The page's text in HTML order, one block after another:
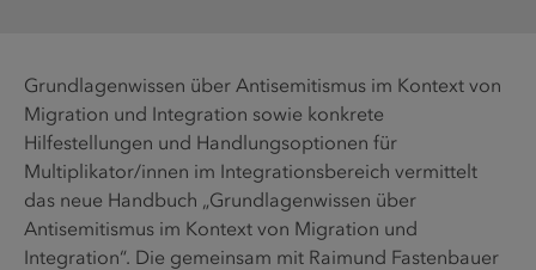
Grundlagenwissen über Antisemitismus im Kontext von
Migration und Integration sowie konkrete
Hilfestellungen und Handlungsoptionen für
Multiplikator/innen im Integrationsbereich vermittelt
das neue Handbuch „Grundlagenwissen über
Antisemitismus im Kontext von Migration und
Integration“. Die gemeinsam mit Raimund Fastenbauer